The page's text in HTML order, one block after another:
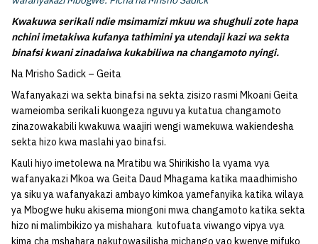
Kwakuwa serikali ndie msimamizi mkuu wa shughuli zote hapa
nchini imetakiwa kufanya tathimini ya utendaji kazi wa sekta
binafsi kwani zinadaiwa kukabiliwa na changamoto nyingi.
Na Mrisho Sadick – Geita
Wafanyakazi wa sekta binafsi na sekta zisizo rasmi Mkoani Geita
wameiomba serikali kuongeza nguvu ya kutatua changamoto
zinazowakabili kwakuwa waajiri wengi wamekuwa wakiendesha
sekta hizo kwa maslahi yao binafsi.
Kauli hiyo imetolewa na Mratibu wa Shirikisho la vyama vya
wafanyakazi Mkoa wa Geita Daud Mhagama katika maadhimisho
ya siku ya wafanyakazi ambayo kimkoa yamefanyika katika wilaya
ya Mbogwe huku akisema miongoni mwa changamoto katika sekta
hizo ni malimbikizo ya mishahara kutofuata viwango vipya vya
kima cha mshahara nakutowasilisha michango yao kwenye mifuko